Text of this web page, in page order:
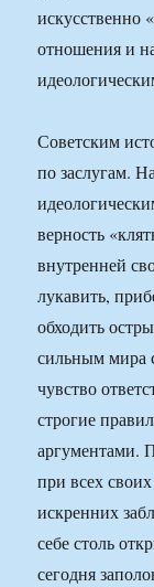
искусственно
отношения и
Советским
по заслугам.
верность
внутренней
лукавить,
обходить
сильным мира
чувство
строгие
аргументами.
при всех
искренних
себе столь
сегодня